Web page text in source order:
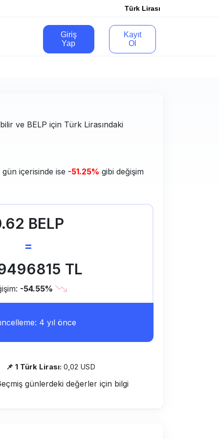
Türk Lirası
Giriş
Yap
Kayıt
Ol
ve BELP için Türk Lirasındaki
içerisinde ise -51.25% gibi değişim
BELP
=
TL
-54.55%
4 yıl önce
📌 1 Türk Lirası: 0,02 USD
günlerdeki değerler için bilgi